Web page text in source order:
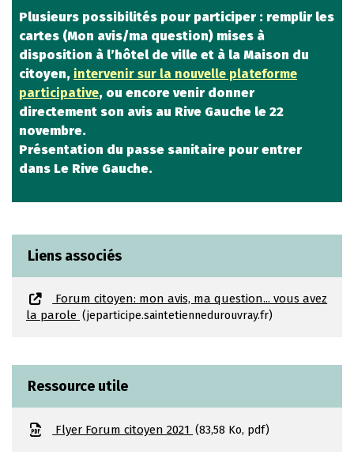
Plusieurs possibilités pour participer : remplir les
cartes (Mon avis/ma question) mises à
disposition à l’hôtel de ville et à la Maison du
citoyen, intervenir sur la nouvelle plateforme
participative, ou encore venir donner
directement son avis au Rive Gauche le 22
novembre.
Présentation du passe sanitaire pour entrer
dans Le Rive Gauche.
Liens associés
Forum citoyen: mon avis, ma question... vous avez
la parole
jeparticipe.saintetiennedurouvray.fr
Ressource utile
Flyer Forum citoyen 2021 83,58 Ko, pdf